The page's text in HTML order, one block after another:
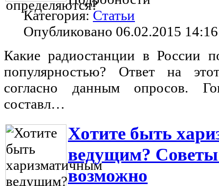
Категория: Статьи
Опубликовано 06.02.2015 14:16
Какие радиостанции в России
популярностью? Ответ на
согласно данным опросов.
составл…
Хотите быть
ведущим? Советы
возможно